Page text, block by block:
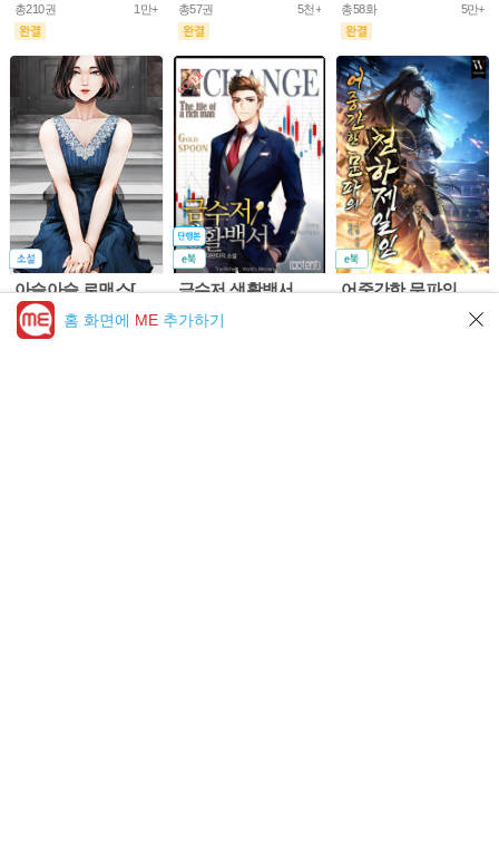
총210권 1만+ 총57권 5천+ 총58화 5만+
아슬아슬 로맨스[개정판]
총61화
금수저 생활백서 어중간한 문파의 천하제일인
5만+
홈 화면에 ME 추가하기